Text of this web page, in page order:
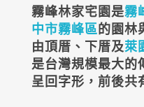
霧峰林家宅園是霧
中市霧峰區的園林
由頂厝、下厝及萊
是台灣規模最大的
呈回字形，前後共